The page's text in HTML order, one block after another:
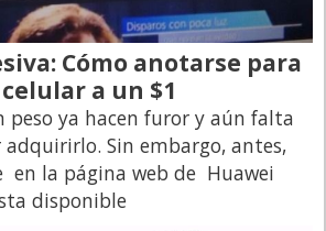
Cómo anotarse para
a un $1
peso ya hacen furor y aún falta
Sin embargo, antes,
en la página web de Huawei
disponible